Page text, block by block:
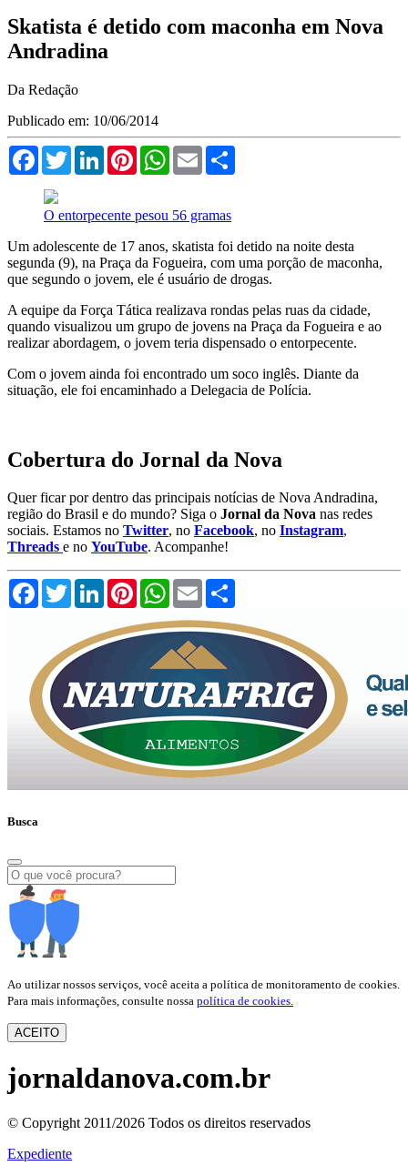
Skatista é detido com maconha em Nova
Andradina
Da Redação
Publicado em: 10/06/2014
FacebookTwitterLinkedInPinterestWhatsApp
Email
O entorpecente pesou 56 gramas
Um adolescente de 17 anos, skatista foi detido na noite desta
segunda (9), na Praça da Fogueira, com uma porção de maconha,
que segundo o jovem, ele é usuário de drogas.
A equipe da Força Tática realizava rondas pelas ruas da cidade,
quando visualizou um grupo de jovens na Praça da Fogueira e ao
realizar abordagem, o jovem teria dispensado o entorpecente.
Com o jovem ainda foi encontrado um soco inglês. Diante da
situação, ele foi encaminhado a Delegacia de Polícia.
Cobertura do Jornal da Nova
Quer ficar por dentro das principais notícias de Nova Andradina,
região do Brasil e do mundo? Siga o Jornal da Nova nas redes
sociais. Estamos no Twitter, no Facebook, no Instagram,
Threads e no YouTube. Acompanhe!
FacebookTwitterLinkedInPinterestWhatsApp
Email
Busca
Ao utilizar nossos serviços, você aceita a política de monitoramento de cookies.
Para mais informações, consulte nossa política de cookies.
ACEITO
jornaldanova.com.br
© Copyright 2011/2026 Todos os direitos reservados
Expediente